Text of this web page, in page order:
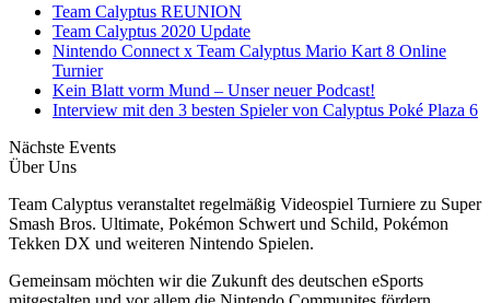
Team Calyptus REUNION
Team Calyptus 2020 Update
Nintendo Connect x Team Calyptus Mario Kart 8 Online
Turnier
Kein Blatt vorm Mund – Unser neuer Podcast!
Interview mit den 3 besten Spieler von Calyptus Poké Plaza 6
Nächste Events
Über Uns
Team Calyptus veranstaltet regelmäßig Videospiel Turniere zu Super
Smash Bros. Ultimate, Pokémon Schwert und Schild, Pokémon
Tekken DX und weiteren Nintendo Spielen.
Gemeinsam möchten wir die Zukunft des deutschen eSports